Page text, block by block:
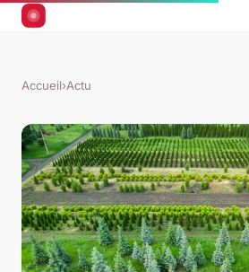
Accueil›Actu